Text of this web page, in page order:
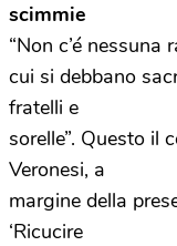
scimmie
“Non c’é nessuna
cui si debbano
fratelli e
sorelle”. Questo il
Veronesi, a
margine della
‘Ricucire